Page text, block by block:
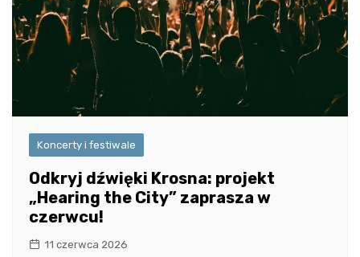
Koncerty i festiwale
Odkryj dźwięki Krosna: projekt
„Hearing the City” zaprasza w
czerwcu!
11 czerwca 2026